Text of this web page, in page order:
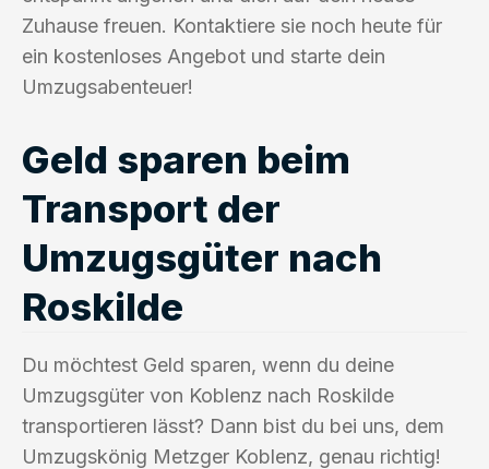
Zuhause freuen. Kontaktiere sie noch heute für
ein kostenloses Angebot und starte dein
Umzugsabenteuer!
Geld sparen beim
Transport der
Umzugsgüter nach
Roskilde
Du möchtest Geld sparen, wenn du deine
Umzugsgüter von Koblenz nach Roskilde
transportieren lässt? Dann bist du bei uns, dem
Umzugskönig Metzger Koblenz, genau richtig!